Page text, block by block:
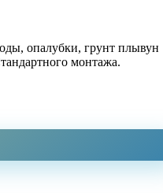
опалубки, грунт плывун
монтажа.